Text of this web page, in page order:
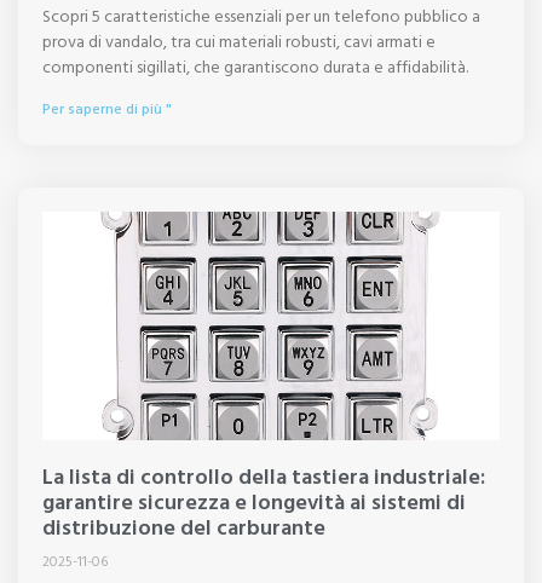
Scopri 5 caratteristiche essenziali per un telefono pubblico a
prova di vandalo, tra cui materiali robusti, cavi armati e
componenti sigillati, che garantiscono durata e affidabilità.
Per saperne di più "
La lista di controllo della tastiera industriale:
garantire sicurezza e longevità ai sistemi di
distribuzione del carburante
2025-11-06